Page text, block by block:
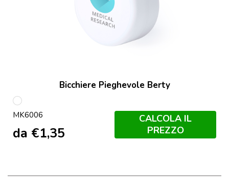
Bicchiere Pieghevole Berty
Bianco
MK6006
da €1,35
CALCOLA IL
PREZZO